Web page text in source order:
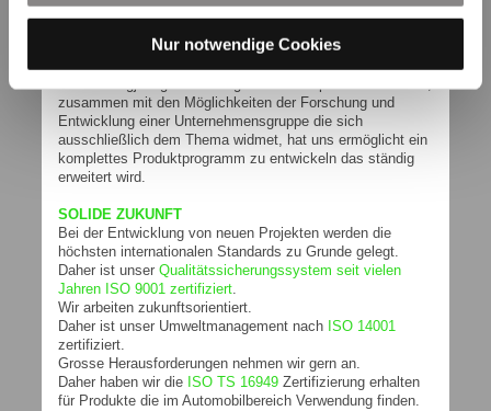
Nur notwendige Cookies
SOLIDE BASIS
innerhalb der UFI Filters Gruppe, dass sich mit der
Filtration für mobile Anwendungen befasst.
zusammen mit den Möglichkeiten der Forschung und
Entwicklung einer Unternehmensgruppe die sich
ausschließlich dem Thema widmet, hat uns ermöglicht ein
komplettes Produktprogramm zu entwickeln das ständig
erweitert wird.
SOLIDE ZUKUNFT
Bei der Entwicklung von neuen Projekten werden die
höchsten internationalen Standards zu Grunde gelegt.
Daher ist unser Qualitätssicherungssystem seit vielen
Jahren ISO 9001 zertifiziert.
Wir arbeiten zukunftsorientiert.
Daher ist unser Umweltmanagement nach ISO 14001
zertifiziert.
Grosse Herausforderungen nehmen wir gern an.
Daher haben wir die ISO TS 16949 Zertifizierung erhalten
für Produkte die im Automobilbereich Verwendung finden.